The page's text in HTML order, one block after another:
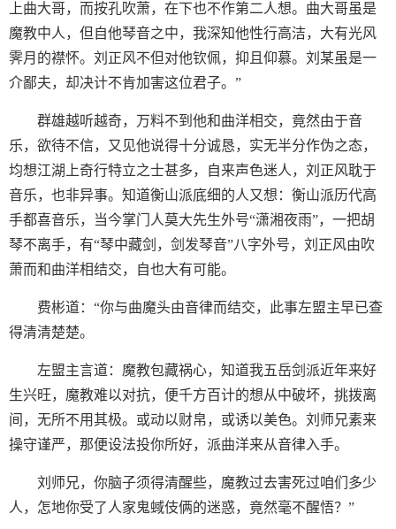
上曲大哥，而按孔吹萧，在下也不作第二人想。曲大哥虽是
魔教中人，但自他琴音之中，我深知他性行高洁，大有光风
霁月的襟怀。刘正风不但对他钦佩，抑且仰慕。刘某虽是一
介鄙夫，却决计不肯加害这位君子。”
群雄越听越奇，万料不到他和曲洋相交，竟然由于音
乐，欲待不信，又见他说得十分诚恳，实无半分作伪之态，
均想江湖上奇行特立之士甚多，自来声色迷人，刘正风耽于
音乐，也非异事。知道衡山派底细的人又想：衡山派历代高
手都喜音乐，当今掌门人莫大先生外号“潇湘夜雨”，一把胡
琴不离手，有“琴中藏剑，剑发琴音”八字外号，刘正风由吹
萧而和曲洋相结交，自也大有可能。
费彬道：“你与曲魔头由音律而结交，此事左盟主早已查
得清清楚楚。
左盟主言道：魔教包藏祸心，知道我五岳剑派近年来好
生兴旺，魔教难以对抗，便千方百计的想从中破坏，挑拨离
间，无所不用其极。或动以财帛，或诱以美色。刘师兄素来
操守谨严，那便设法投你所好，派曲洋来从音律入手。
刘师兄，你脑子须得清醒些，魔教过去害死过咱们多少
人，怎地你受了人家鬼蜮伎俩的迷惑，竟然毫不醒悟？”